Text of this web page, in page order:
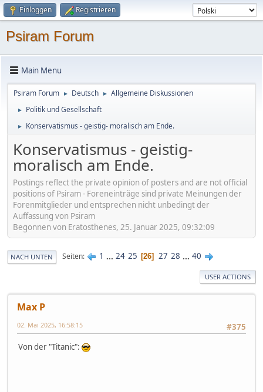
Einloggen Registrieren
Psiram Forum
Main Menu
Psiram Forum ► Deutsch ► Allgemeine Diskussionen
► Politik und Gesellschaft
► Konservatismus - geistig- moralisch am Ende.
Konservatismus - geistig-
moralisch am Ende.
Postings reflect the private opinion of posters and are not official
positions of Psiram - Foreneinträge sind private Meinungen der
Forenmitglieder und entsprechen nicht unbedingt der
Auffassung von Psiram
Begonnen von Eratosthenes, 25. Januar 2025, 09:32:09
NACH UNTEN Seiten 1 ... 24 25 26 27 28 ... 40
USER ACTIONS
Max P
#375
02. Mai 2025, 16:58:15
Von der "Titanic":